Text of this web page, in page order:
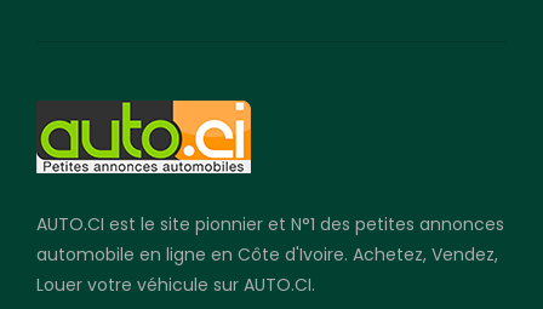
AUTO.CI est le site pionnier et N°1 des petites annonces
automobile en ligne en Côte d'Ivoire. Achetez, Vendez,
Louer votre véhicule sur AUTO.CI.